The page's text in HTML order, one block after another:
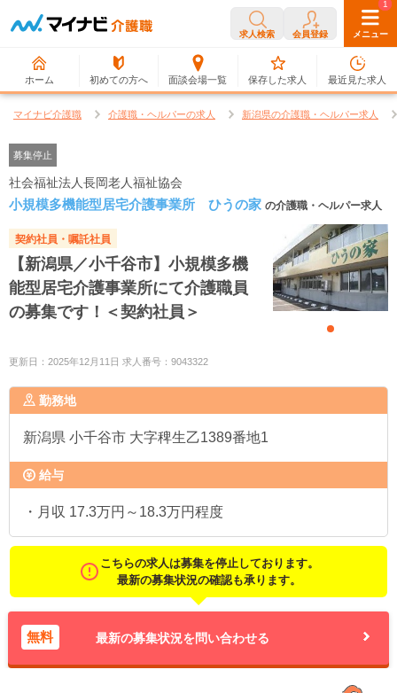
求人検索 会員登録 メニュー
ホーム 初めての方へ 面談会場一覧
0
保存した求人
1
最近見た求人
マイナビ介護職 介護職・ヘルパーの求人 新潟県の介護職・ヘルパー求人
募集停止
社会福祉法人長岡老人福祉協会
小規模多機能型居宅介護事業所 ひうの家 の介護職・ヘルパー求人
契約社員・嘱託社員
【新潟県／小千谷市】小規模多機
能型居宅介護事業所にて介護職員
の募集です！＜契約社員＞
更新日：2025年12月11日 求人番号：9043322
勤務地
新潟県 小千谷市 大字稗生乙1389番地1
給与
・月収 17.3万円～18.3万円程度
こちらの求人は募集を停止しております。
最新の募集状況の確認も承ります。
無料 最新の募集状況を問い合わせる